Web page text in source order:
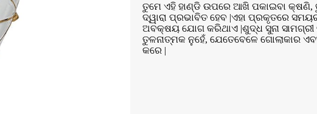
ତୁମେ ଏହି ହାଣ୍ଡି ଉପରେ ଆଖି ପକାଇବା କ୍ଷଣି,
ଦ୍ୱାରା ପ୍ରଭାବିତ ହେବ |ଏହା ପ୍ରକୃତରେ
ଅବକ୍ଷୟ ଯୋଗ କରିଥାଏ |ଶୁଦ୍ଧ ସୁନା ସାମଗ୍ରୀ
ତୁଳନାତ୍ମକ ନୁହେଁ, ଯେତେବେଳେ ଗୋଲାକାର
କରେ |